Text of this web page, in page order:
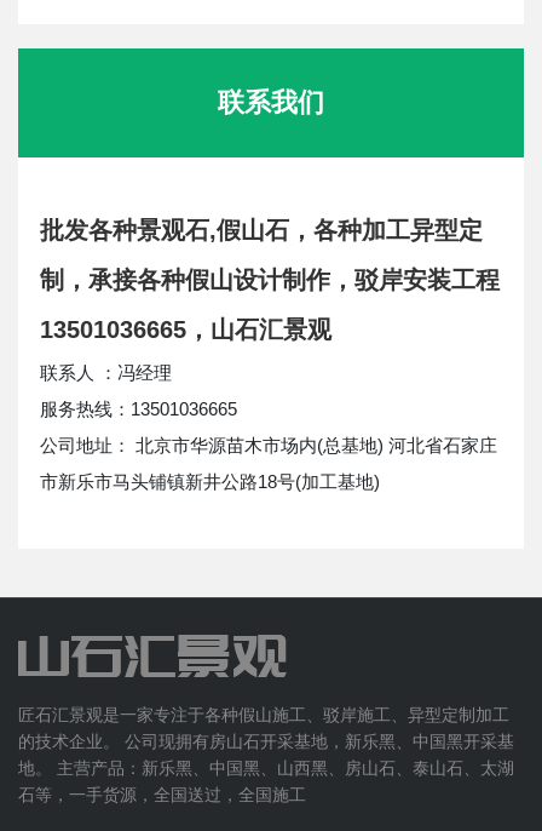
联系我们
批发各种景观石,假山石，各种加工异型定
制，承接各种假山设计制作，驳岸安装工程
13501036665，山石汇景观
联系人 ：冯经理
服务热线：13501036665
公司地址： 北京市华源苗木市场内(总基地) 河北省石家庄
市新乐市马头铺镇新井公路18号(加工基地)
匠石汇景观是一家专注于各种假山施工、驳岸施工、异型定制加工
的技术企业。 公司现拥有房山石开采基地，新乐黑、中国黑开采基
地。 主营产品：新乐黑、中国黑、山西黑、房山石、泰山石、太湖
石等，一手货源，全国送过，全国施工